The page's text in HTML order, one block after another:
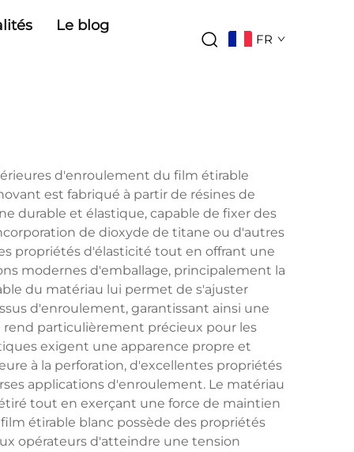
Le blog
FR
d'enroulement du film étirable
est fabriqué à partir de résines de
durable et élastique, capable de fixer des
de dioxyde de titane ou d'autres
propriétés d'élasticité tout en offrant une
modernes d'emballage, principalement la
du matériau lui permet de s'ajuster
d'enroulement, garantissant ainsi une
particulièrement précieux pour les
exigent une apparence propre et
à la perforation, d'excellentes propriétés
applications d'enroulement. Le matériau
tout en exerçant une force de maintien
étirable blanc possède des propriétés
opérateurs d'atteindre une tension